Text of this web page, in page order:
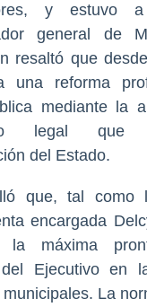
y estuvo
general de
resaltó que
una reforma
mediante la
legal
del Estado.
que, tal como
encargada
la máxima
Ejecutivo en
La